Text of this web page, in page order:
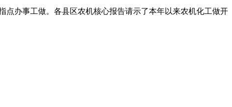
办事工做。各县区农机核心报告请示了本年以来农机化工做开